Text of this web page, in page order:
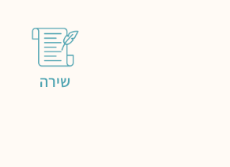
שירה